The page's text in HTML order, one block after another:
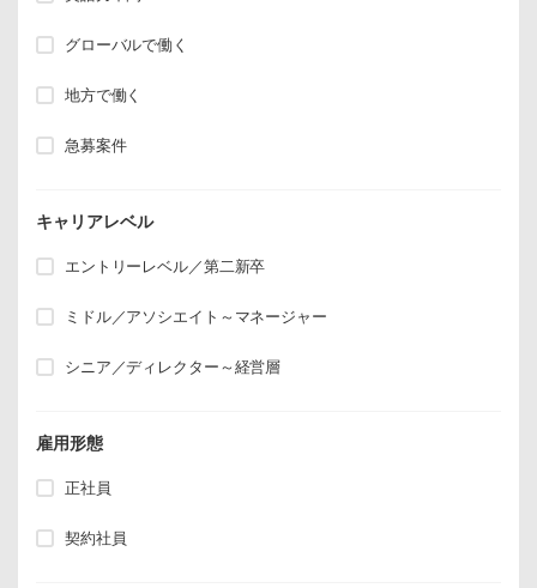
グローバルで働く
地方で働く
急募案件
キャリアレベル
エントリーレベル／第二新卒
ミドル／アソシエイト～マネージャー
シニア／ディレクター～経営層
雇用形態
正社員
契約社員